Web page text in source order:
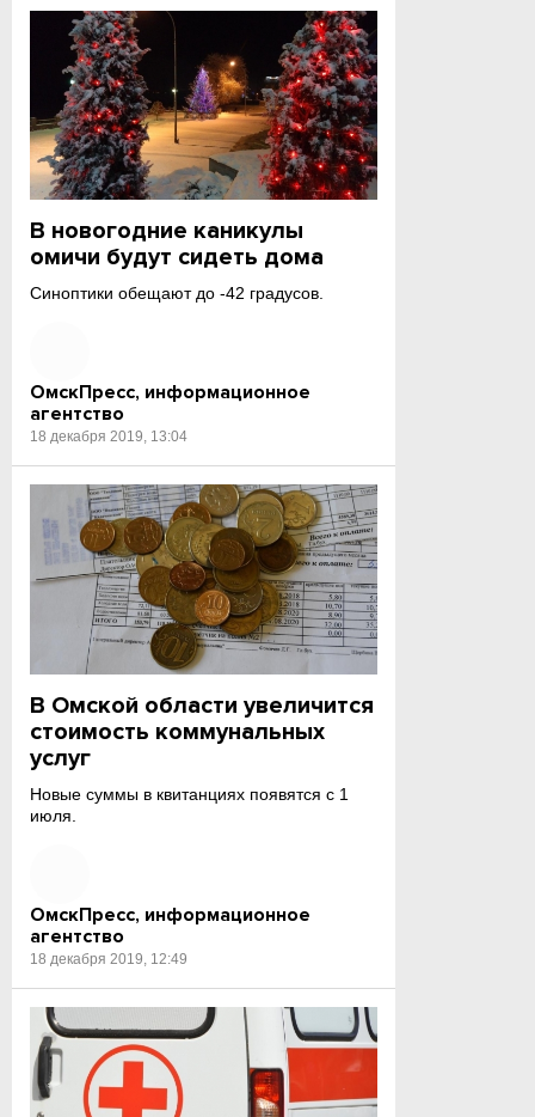
В новогодние каникулы
омичи будут сидеть дома
Синоптики обещают до -42 градусов.
ОмскПресс, информационное
агентство
18 декабря 2019, 13:04
В Омской области увеличится
стоимость коммунальных
услуг
Новые суммы в квитанциях появятся с 1
июля.
ОмскПресс, информационное
агентство
18 декабря 2019, 12:49